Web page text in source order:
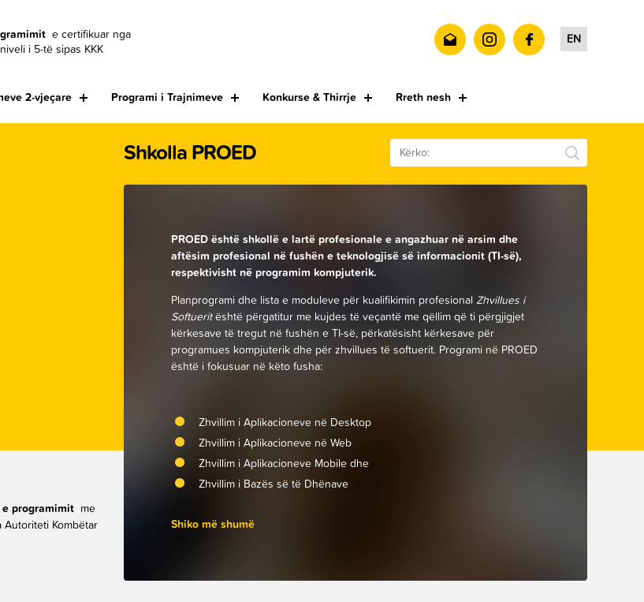
e certifikuar nga
i 5-të sipas KKK
EN
2-vjeçare Programi i Trajnimeve Konkurse & Thirrje Rreth nesh
e programimit me
Kombëtar
Shkolla PROED SEARCH
PROED është shkollë e lartë profesionale e angazhuar në arsim dhe
aftësim profesional në fushën e teknologjisë së informacionit (TI-së),
respektivisht në programim kompjuterik.
Planprogrami dhe lista e moduleve për kualifikimin profesional Zhvillues i
Softueritështë përgatitur me kujdes të veçantë me qëllim që ti përgjigjet
kërkesave të tregut në fushën e TI-së, përkatësisht kërkesave për
programues kompjuterik dhe për zhvillues të softuerit. Programi në PROED
është i fokusuar në këto fusha:
Zhvillim i Aplikacioneve në Desktop
Zhvillim i Aplikacioneve në Web
Zhvillim i Aplikacioneve Mobile dhe
Zhvillim i Bazës së të Dhënave
Shiko më shumë